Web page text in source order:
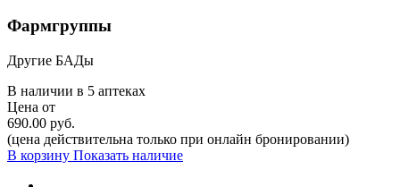
Фармгруппы
Другие БАДы
В наличии в 5 аптеках
Цена от
690.00 руб.
(цена действительна только при онлайн бронировании)
В корзину Показать наличие